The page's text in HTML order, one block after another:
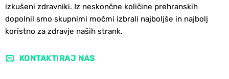
izkušeni zdravniki. Iz neskončne količine prehranskih
dopolnil smo skupnimi močmi izbrali najboljše in najbolj
koristno za zdravje naših strank.
KONTAKTIRAJ NAS